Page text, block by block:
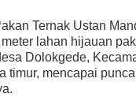
Ternak Ustan
lahan hijauan
Dolokgede,
timur, mencapai